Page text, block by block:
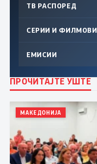
ТВ РАСПОРЕД
СЕРИИ И ФИЛМОВИ
ЕМИСИИ
ПРОЧИТАЈТЕ УШТЕ
МАКЕДОНИЈА